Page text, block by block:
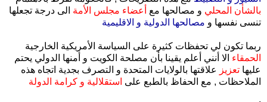
بالشأن المحلي و مصالحها مع أعضاء مجلس الأمة الى درجة تجعلها
تنسى نفسها و مصالحها الدولية و الاقليمية
ربما تكون لي تحفظات كثيرة على السياسة الأمريكية الخارجية
الحمقاء الا أنني أعلم يقينا بأن مصلحة الكويت و أمنها الدولي يحتم
عليها تعزيز علاقتها بالولايات المتحدة و التصرف بجدية اتجاه هذه
الملاحظات , مع الحفاظ بالطبع على استقلالية و كرامة الدولة